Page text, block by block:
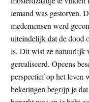
iemand was gestorven.
medemensen werd
uiteindelijk dat de dood
is. Dit wist ze natuurlijk
gerealiseerd. Opeens
perspectief op het leven
bekeringen begrijp je